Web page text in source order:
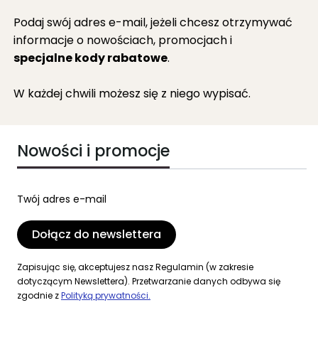
Podaj swój adres e-mail, jeżeli chcesz otrzymywać
informacje o nowościach, promocjach i
specjalne kody rabatowe.
W każdej chwili możesz się z niego wypisać.
Nowości i promocje
Twój adres e-mail
Dołącz do newslettera
Zapisując się, akceptujesz nasz Regulamin (w zakresie
dotyczącym Newslettera). Przetwarzanie danych odbywa się
zgodnie zPolityką prywatności.